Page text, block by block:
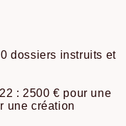
dossiers instruits et
: 2500 € pour une
une création